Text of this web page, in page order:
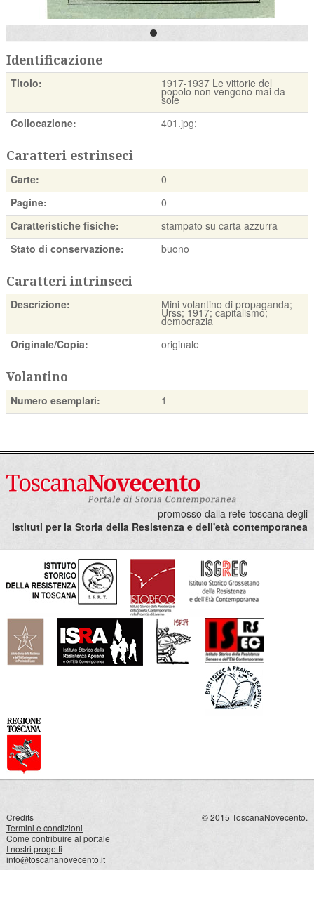
Identificazione
Titolo: 1917-1937 Le vittorie del
popolo non vengono mai da
sole
Collocazione:
401.jpg;
Caratteri estrinseci
Carte:
0
Pagine:
0
Caratteristiche fisiche:
stampato su carta azzurra
Stato di conservazione:
buono
Caratteri intrinseci
Descrizione: Mini volantino di propaganda;
Urss; 1917; capitalismo;
democrazia
Originale/Copia:
originale
Volantino
Numero esemplari: 1
promosso dalla rete toscana degli
Istituti per la Storia della Resistenza e dell'età contemporanea
Credits
Termini e condizioni
Come contribuire al portale
I nostri progetti
info@toscananovecento.it
© 2015 ToscanaNovecento.